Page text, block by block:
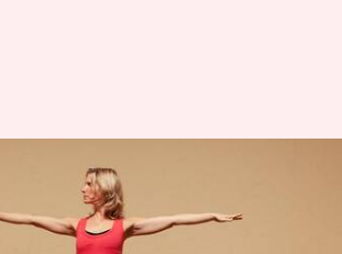
स्वास्थ्य के लिए बेहद
यह योगासन, जानिए
बातें